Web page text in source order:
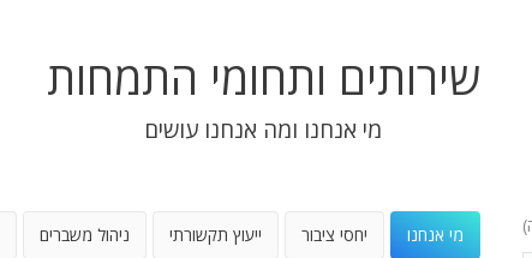
שירותים ותחומי התמחות
מי אנחנו ומה אנחנו עושים
מי אנחנו יחסי ציבור ייעוץ תקשורתי ניהול משברים